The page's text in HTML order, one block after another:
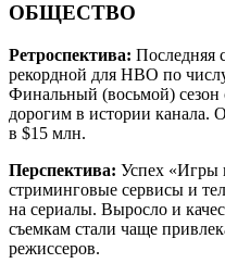
ОБЩЕСТВО
Ретроспектива: Последняя
рекордной для HBO по
Финальный (восьмой) сезон
дорогим в истории канала.
в $15 млн.
Перспектива: Успех «Игры
стриминговые сервисы и
на сериалы. Выросло и
съемкам стали чаще
режиссеров.